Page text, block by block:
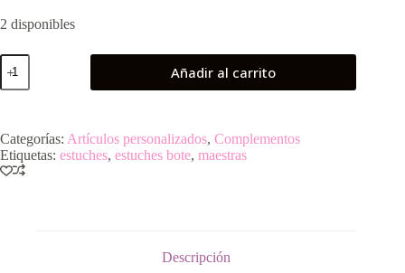
2 disponibles
Estuche
Bote
Barberos
Añadir al carrito
Categorías: Artículos personalizados, Complementos
Etiquetas: estuches, estuches bote, maestras
Descripción